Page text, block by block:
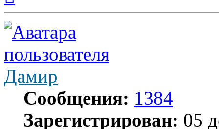
началу
Дамир
Сообщения: 1384
Зарегистрирован: 05